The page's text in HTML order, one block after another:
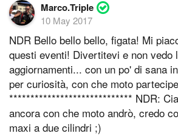
Marco.Triple
10 May 2017
NDR Bello bello bello, figata! Mi
questi eventi! Divertitevi e non vedo
aggiornamenti... con un po' di sana
per curiosità, con che moto
***************************** NDR:
ancora con che moto andrò, credo
maxi a due cilindri ;)